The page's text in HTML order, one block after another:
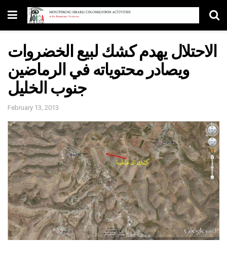
الاحتلال يهدم كشك لبيع الخضروات
ويصادر محتوياته في الرماضين
جنوب الخليل
February 13, 2013